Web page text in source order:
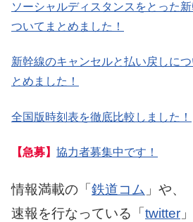
ソーシャルディスタンスをとった
ついてまとめました！
新幹線のキャンセルと払い戻しに
とめました！
全国版時刻表を徹底比較しました！
【急募】 協力者募集中です！
情報満載の「 鉄道コム 」や、
速報を行なっている「 twitter